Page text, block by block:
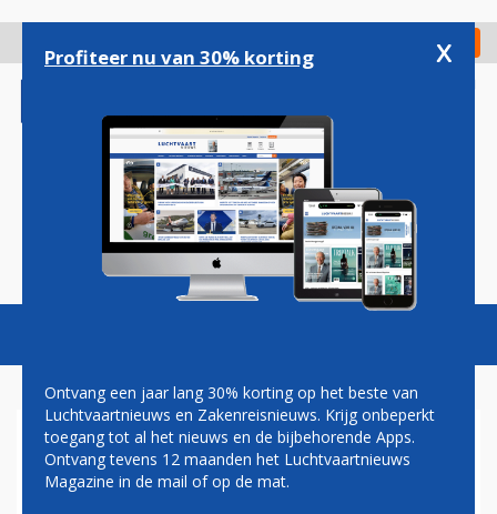
gaan
Check in
Magazine Podcasts Vacatures
NEDERLANDERS BOEKEN
FORS MEER VAKANTIEREIZEN
Profiteer nu van 30% korting x
Ontvang een jaar lang 30% korting op het beste van
Luchtvaartnieuws en Zakenreisnieuws. Krijg onbeperkt
toegang tot al het nieuws en de bijbehorende Apps.
Ontvang tevens 12 maanden het Luchtvaartnieuws
Magazine in de mail of op de mat.